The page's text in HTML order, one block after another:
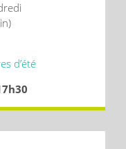
d’été